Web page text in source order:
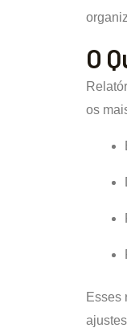
O
os
Esses